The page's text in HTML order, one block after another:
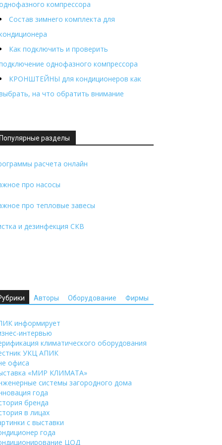
однофазного компрессора
Состав зимнего комплекта для
Как подключить и проверить
однофазного компрессора
КРОНШТЕЙНЫ для кондиционеров как
на что обратить внимание
Популярные разделы
расчета онлайн
про насосы
про тепловые завесы
и дезинфекция СКВ
Авторы Оборудование Фирмы
информирует
интервью
климатического оборудования
УКЦ АПИК
офиса
«МИР КЛИМАТА»
системы загородного дома
года
бренда
в лицах
с выставки
года
ЦОД